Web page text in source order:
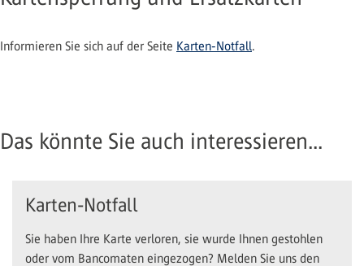
Informieren Sie sich auf der Seite Karten-Notfall.
Das könnte Sie auch interessieren...
Karten-Notfall
Sie haben Ihre Karte verloren, sie wurde Ihnen gestohlen
oder vom Bancomaten eingezogen? Melden Sie uns den